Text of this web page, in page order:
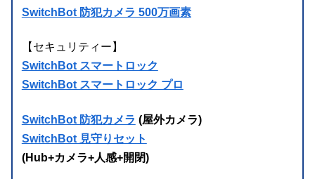
SwitchBot 防犯カメラ 500万画素
【セキュリティー】
SwitchBot スマートロック
SwitchBot スマートロック プロ
SwitchBot 防犯カメラ (屋外カメラ)
SwitchBot 見守りセット
(Hub+カメラ+人感+開閉)